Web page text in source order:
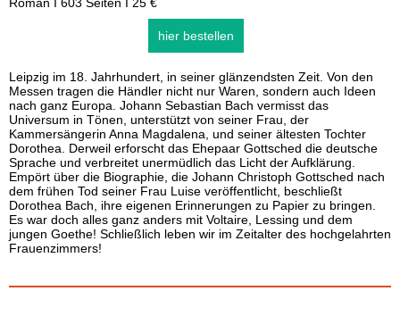
hier bestellen
Leipzig im 18. Jahrhundert, in seiner glänzendsten Zeit. Von den
Messen tragen die Händler nicht nur Waren, sondern auch Ideen
nach ganz Europa. Johann Sebastian Bach vermisst das
Universum in Tönen, unterstützt von seiner Frau, der
Kammersängerin Anna Magdalena, und seiner ältesten Tochter
Dorothea. Derweil erforscht das Ehepaar Gottsched die deutsche
Sprache und verbreitet unermüdlich das Licht der Aufklärung.
Empört über die Biographie, die Johann Christoph Gottsched nach
dem frühen Tod seiner Frau Luise veröffentlicht, beschließt
Dorothea Bach, ihre eigenen Erinnerungen zu Papier zu bringen.
Es war doch alles ganz anders mit Voltaire, Lessing und dem
jungen Goethe! Schließlich leben wir im Zeitalter des hochgelahrten
Frauenzimmers!